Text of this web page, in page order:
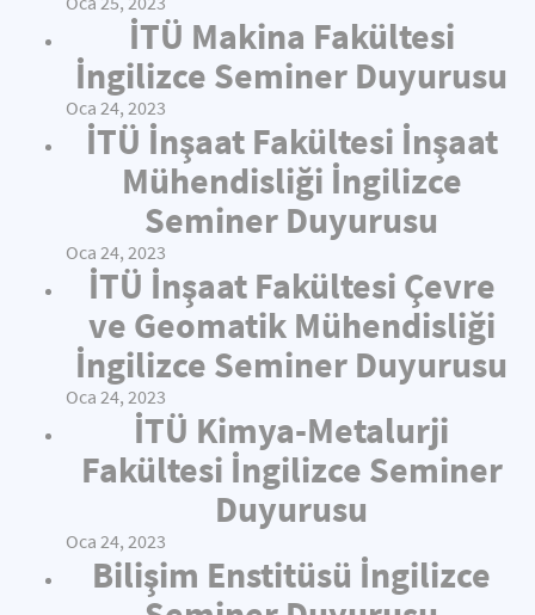
İTÜ Makina Fakültesi
İngilizce Seminer Duyurusu
Oca 24, 2023
İTÜ İnşaat Fakültesi İnşaat
Mühendisliği İngilizce
Seminer Duyurusu
Oca 24, 2023
İTÜ İnşaat Fakültesi Çevre
ve Geomatik Mühendisliği
İngilizce Seminer Duyurusu
Oca 24, 2023
İTÜ Kimya-Metalurji
Fakültesi İngilizce Seminer
Duyurusu
Oca 24, 2023
Bilişim Enstitüsü İngilizce